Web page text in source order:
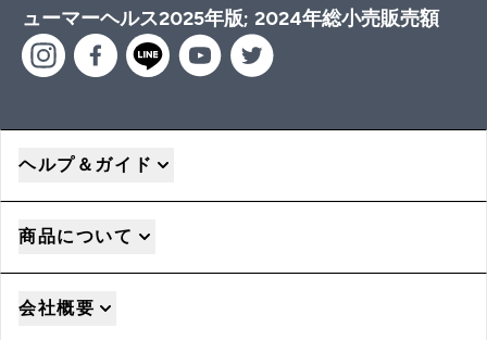
ューマーヘルス2025年版; 2024年総小売販売額
ヘルプ＆ガイド
商品について
会社概要